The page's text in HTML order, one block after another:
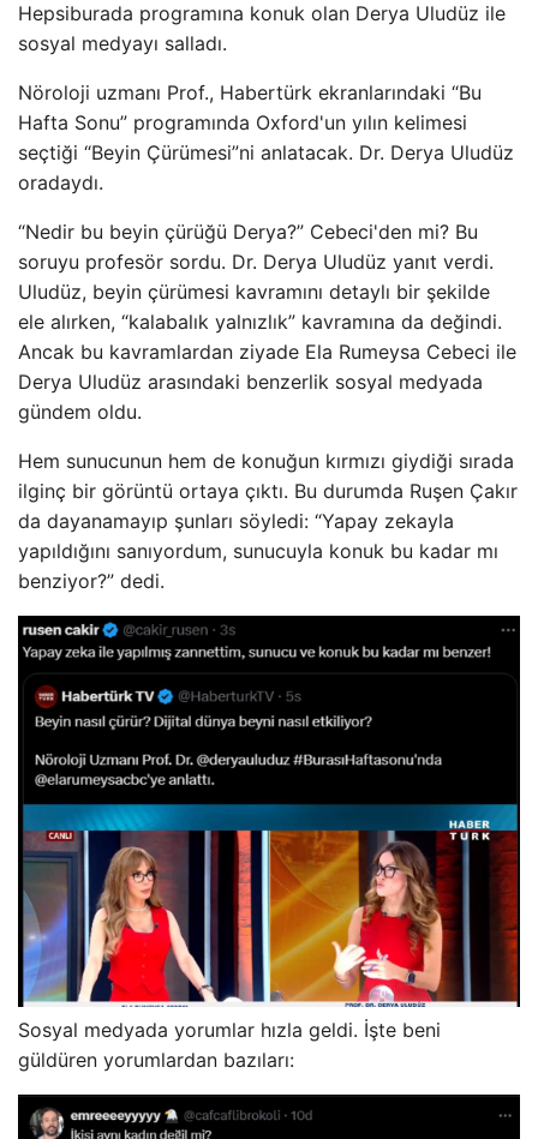
Hepsiburada programına konuk olan Derya Uludüz ile
sosyal medyayı salladı.
Nöroloji uzmanı Prof., Habertürk ekranlarındaki “Bu
Hafta Sonu” programında Oxford'un yılın kelimesi
seçtiği “Beyin Çürümesi”ni anlatacak. Dr. Derya Uludüz
oradaydı.
“Nedir bu beyin çürüğü Derya?” Cebeci'den mi? Bu
soruyu profesör sordu. Dr. Derya Uludüz yanıt verdi.
Uludüz, beyin çürümesi kavramını detaylı bir şekilde
ele alırken, “kalabalık yalnızlık” kavramına da değindi.
Ancak bu kavramlardan ziyade Ela Rumeysa Cebeci ile
Derya Uludüz arasındaki benzerlik sosyal medyada
gündem oldu.
Hem sunucunun hem de konuğun kırmızı giydiği sırada
ilginç bir görüntü ortaya çıktı. Bu durumda Ruşen Çakır
da dayanamayıp şunları söyledi: “Yapay zekayla
yapıldığını sanıyordum, sunucuyla konuk bu kadar mı
benziyor?” dedi.
Sosyal medyada yorumlar hızla geldi. İşte beni
güldüren yorumlardan bazıları: